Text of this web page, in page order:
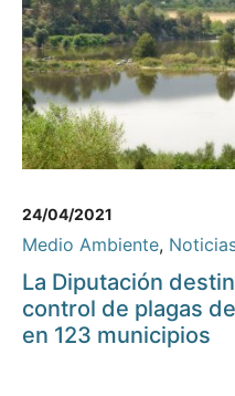
24/04/2021
Medio Ambiente,
La Diputación
control de plagas
en 123 municipios